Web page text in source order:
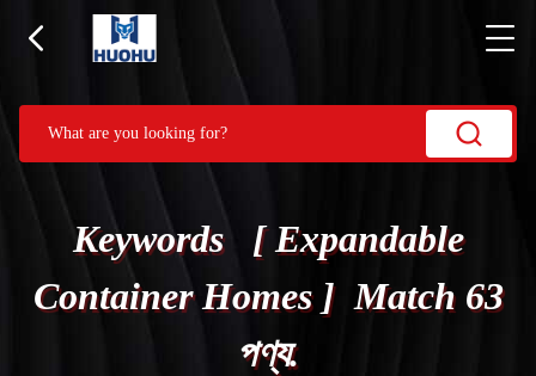
Keywords [ Expandable
Container Homes ] Match 63
পণ্য.